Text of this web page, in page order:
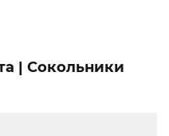
| Сокольники